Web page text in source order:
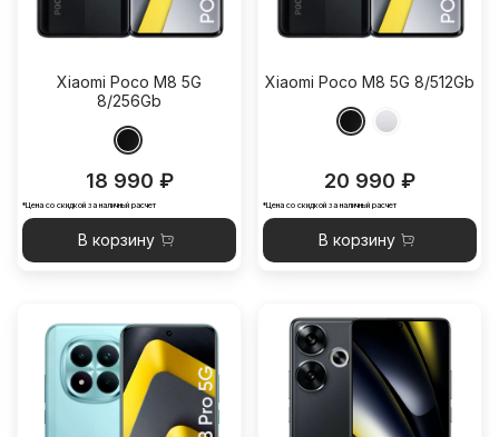
Xiaomi Poco M8 5G
8/256Gb
18 990 ₽
*Цена со скидкой за наличный расчет
В корзину
Xiaomi Poco M8 5G 8/512Gb
20 990 ₽
*Цена со скидкой за наличный расчет
В корзину